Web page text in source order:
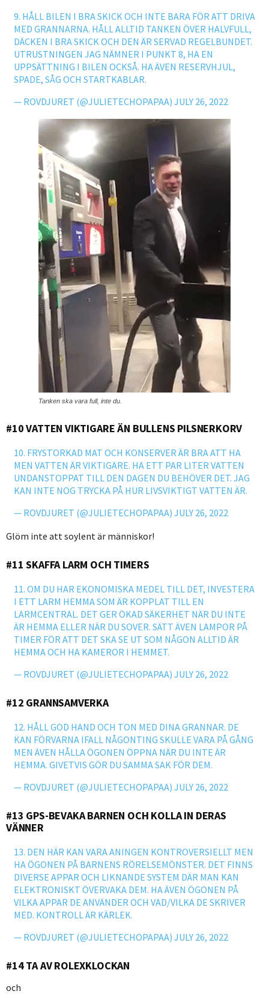
9. HÅLL BILEN I BRA SKICK OCH INTE BARA FÖR ATT DRIVA
MED GRANNARNA. HÅLL ALLTID TANKEN ÖVER HALVFULL,
DÄCKEN I BRA SKICK OCH DEN ÄR SERVAD REGELBUNDET.
UTRUSTNINGEN JAG NÄMNER I PUNKT 8, HA EN
UPPSÄTTNING I BILEN OCKSÅ. HA ÄVEN RESERVHJUL,
SPADE, SÅG OCH STARTKABLAR.
— ROVDJURET (@JULIETECHOPAPAA) JULY 26, 2022
Tanken ska vara full, inte du.
#10 VATTEN VIKTIGARE ÄN BULLENS PILSNERKORV
10. FRYSTORKAD MAT OCH KONSERVER ÄR BRA ATT HA
MEN VATTEN ÄR VIKTIGARE. HA ETT PAR LITER VATTEN
UNDANSTOPPAT TILL DEN DAGEN DU BEHÖVER DET. JAG
KAN INTE NOG TRYCKA PÅ HUR LIVSVIKTIGT VATTEN ÄR.
— ROVDJURET (@JULIETECHOPAPAA) JULY 26, 2022
Glöm inte att soylent är människor!
#11 SKAFFA LARM OCH TIMERS
11. OM DU HAR EKONOMISKA MEDEL TILL DET, INVESTERA
I ETT LARM HEMMA SOM ÄR KOPPLAT TILL EN
LARMCENTRAL. DET GER ÖKAD SÄKERHET NÄR DU INTE
ÄR HEMMA ELLER NÄR DU SOVER. SÄTT ÄVEN LAMPOR PÅ
TIMER FÖR ATT DET SKA SE UT SOM NÅGON ALLTID ÄR
HEMMA OCH HA KAMEROR I HEMMET.
— ROVDJURET (@JULIETECHOPAPAA) JULY 26, 2022
#12 GRANNSAMVERKA
12. HÅLL GOD HAND OCH TON MED DINA GRANNAR. DE
KAN FÖRVARNA IFALL NÅGONTING SKULLE VARA PÅ GÅNG
MEN ÄVEN HÅLLA ÖGONEN ÖPPNA NÄR DU INTE ÄR
HEMMA. GIVETVIS GÖR DU SAMMA SAK FÖR DEM.
— ROVDJURET (@JULIETECHOPAPAA) JULY 26, 2022
#13 GPS-BEVAKA BARNEN OCH KOLLA IN DERAS
VÄNNER
13. DEN HÄR KAN VARA ANINGEN KONTROVERSIELLT MEN
HA ÖGONEN PÅ BARNENS RÖRELSEMÖNSTER. DET FINNS
DIVERSE APPAR OCH LIKNANDE SYSTEM DÄR MAN KAN
ELEKTRONISKT ÖVERVAKA DEM. HA ÄVEN ÖGONEN PÅ
VILKA APPAR DE ANVÄNDER OCH VAD/VILKA DE SKRIVER
MED. KONTROLL ÄR KÄRLEK.
— ROVDJURET (@JULIETECHOPAPAA) JULY 26, 2022
#14 TA AV ROLEXKLOCKAN
och